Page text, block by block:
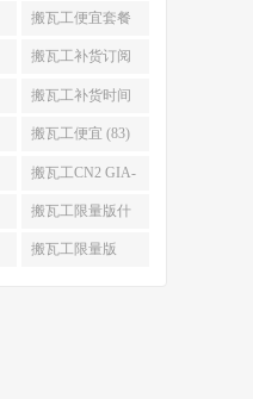
搬瓦工便宜套餐
(103)
搬瓦工补货订阅
(98)
搬瓦工补货时间
(89)
搬瓦工便宜 (83)
搬瓦工CN2 GIA-
E便宜套餐 (76)
搬瓦工限量版什
么时候补货 (67)
搬瓦工限量版